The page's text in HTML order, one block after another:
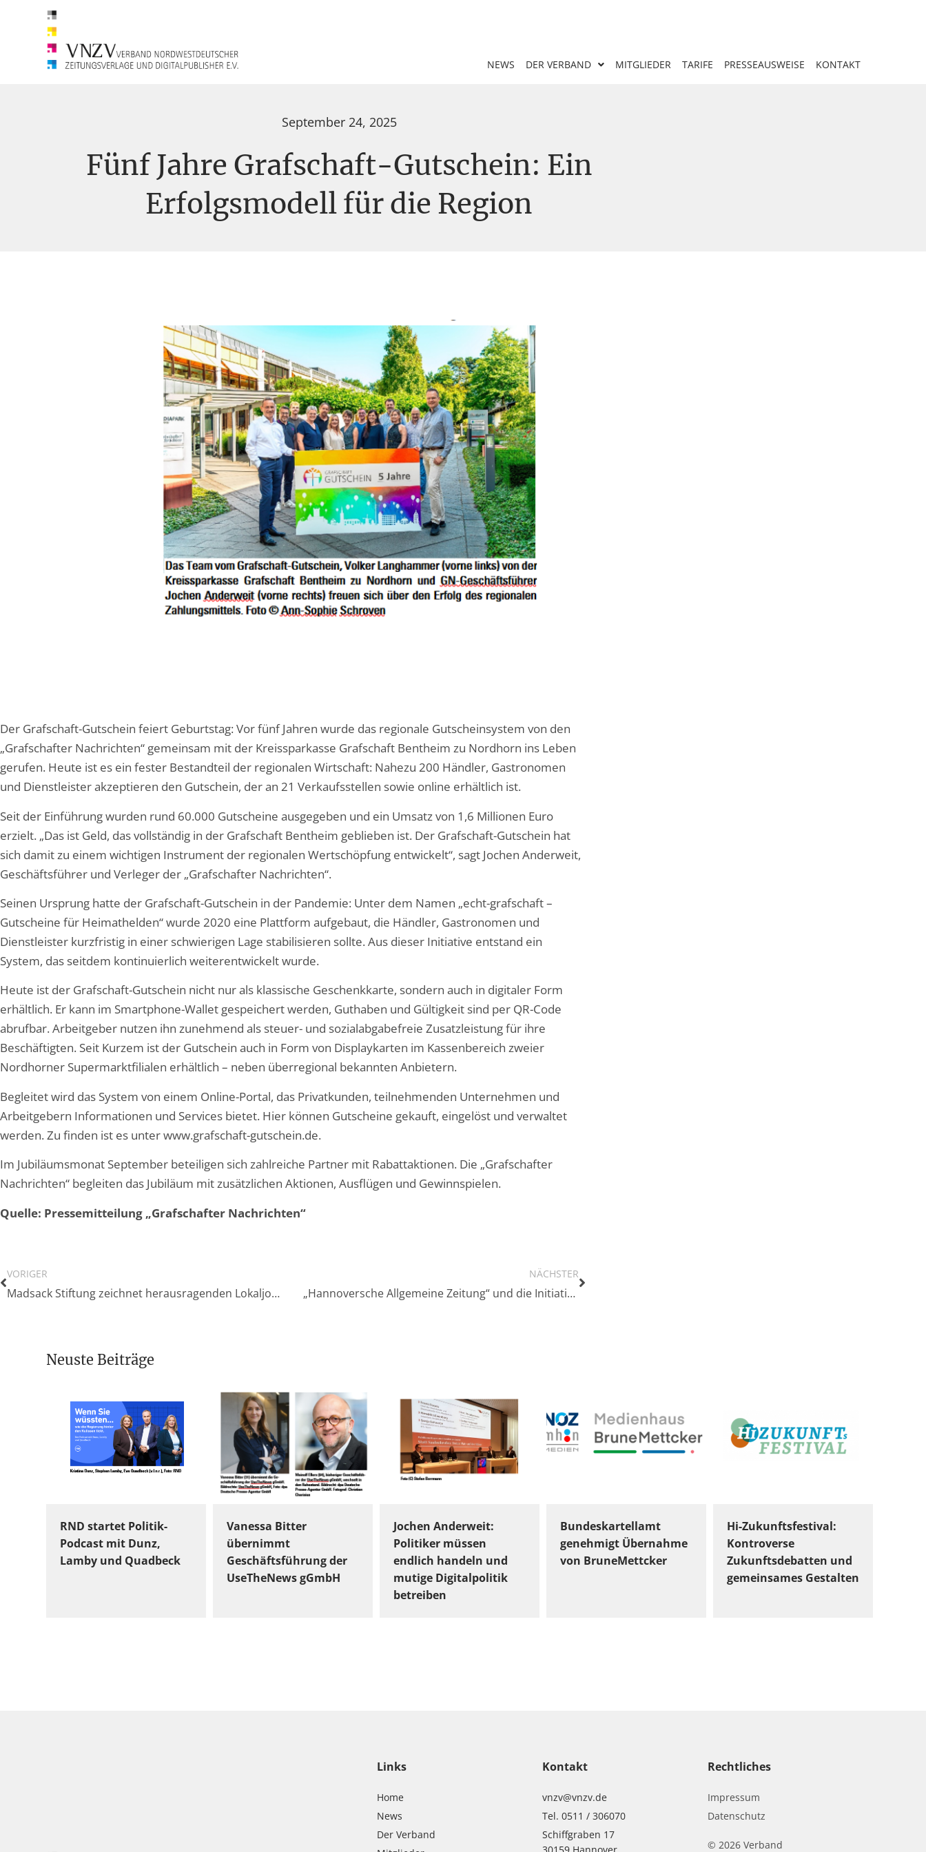
NEWS DER VERBAND MITGLIEDER TARIFE PRESSEAUSWEISE KONTAKT
September 24, 2025
Fünf Jahre Grafschaft-Gutschein: Ein
Erfolgsmodell für die Region
Der Grafschaft-Gutschein feiert Geburtstag: Vor fünf Jahren wurde das regionale Gutscheinsystem von den
„Grafschafter Nachrichten“ gemeinsam mit der Kreissparkasse Grafschaft Bentheim zu Nordhorn ins Leben
gerufen. Heute ist es ein fester Bestandteil der regionalen Wirtschaft: Nahezu 200 Händler, Gastronomen
und Dienstleister akzeptieren den Gutschein, der an 21 Verkaufsstellen sowie online erhältlich ist.
Seit der Einführung wurden rund 60.000 Gutscheine ausgegeben und ein Umsatz von 1,6 Millionen Euro
erzielt. „Das ist Geld, das vollständig in der Grafschaft Bentheim geblieben ist. Der Grafschaft-Gutschein hat
sich damit zu einem wichtigen Instrument der regionalen Wertschöpfung entwickelt“, sagt Jochen Anderweit,
Geschäftsführer und Verleger der „Grafschafter Nachrichten“.
Seinen Ursprung hatte der Grafschaft-Gutschein in der Pandemie: Unter dem Namen „echt-grafschaft –
Gutscheine für Heimathelden“ wurde 2020 eine Plattform aufgebaut, die Händler, Gastronomen und
Dienstleister kurzfristig in einer schwierigen Lage stabilisieren sollte. Aus dieser Initiative entstand ein
System, das seitdem kontinuierlich weiterentwickelt wurde.
Heute ist der Grafschaft-Gutschein nicht nur als klassische Geschenkkarte, sondern auch in digitaler Form
erhältlich. Er kann im Smartphone-Wallet gespeichert werden, Guthaben und Gültigkeit sind per QR-Code
abrufbar. Arbeitgeber nutzen ihn zunehmend als steuer- und sozialabgabefreie Zusatzleistung für ihre
Beschäftigten. Seit Kurzem ist der Gutschein auch in Form von Displaykarten im Kassenbereich zweier
Nordhorner Supermarktfilialen erhältlich – neben überregional bekannten Anbietern.
Begleitet wird das System von einem Online-Portal, das Privatkunden, teilnehmenden Unternehmen und
Arbeitgebern Informationen und Services bietet. Hier können Gutscheine gekauft, eingelöst und verwaltet
werden. Zu finden ist es unterwww.grafschaft-gutschein.de.
Im Jubiläumsmonat September beteiligen sich zahlreiche Partner mit Rabattaktionen. Die „Grafschafter
Nachrichten“ begleiten das Jubiläum mit zusätzlichen Aktionen, Ausflügen und Gewinnspielen.
Quelle: Pressemitteilung „Grafschafter Nachrichten“
VORIGER
Madsack Stiftung zeichnet herausragenden Lokaljournalismus und herausragendes Sachbuch aus
NÄCHSTER
„Hannoversche Allgemeine Zeitung“ und die Initiative #UseTheNews bieten Newscamp in Hannover an
Neuste Beiträge
RND startet Politik-
Podcast mit Dunz,
Lamby und Quadbeck
Vanessa Bitter
übernimmt
Geschäftsführung der
UseTheNews gGmbH
Jochen Anderweit:
Politiker müssen
endlich handeln und
mutige Digitalpolitik
betreiben
Bundeskartellamt
genehmigt Übernahme
von BruneMettcker
Hi-Zukunftsfestival:
Kontroverse
Zukunftsdebatten und
gemeinsames Gestalten
Links
Home
News
Der Verband
Kontakt
vnzv@vnzv.de
Tel. 0511 / 306070
Schiffgraben 17
Rechtliches
Impressum
Datenschutz
© 2026 Verband